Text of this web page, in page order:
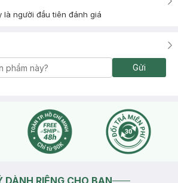
là người đầu tiên đánh giá
Gửi
DÀNH RIÊNG CHO BẠN